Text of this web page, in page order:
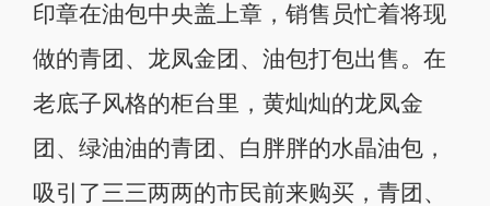
印章在油包中央盖上章，销售员忙着将现
做的青团、龙凤金团、油包打包出售。在
老底子风格的柜台里，黄灿灿的龙凤金
团、绿油油的青团、白胖胖的水晶油包，
吸引了三三两两的市民前来购买，青团、